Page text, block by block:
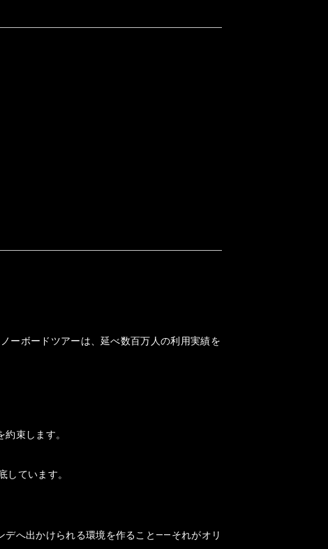
ーボードツアーは、延べ数百万人の利用実績を
束します。
ています。
デへ出かけられる環境を作ること——それがオリ